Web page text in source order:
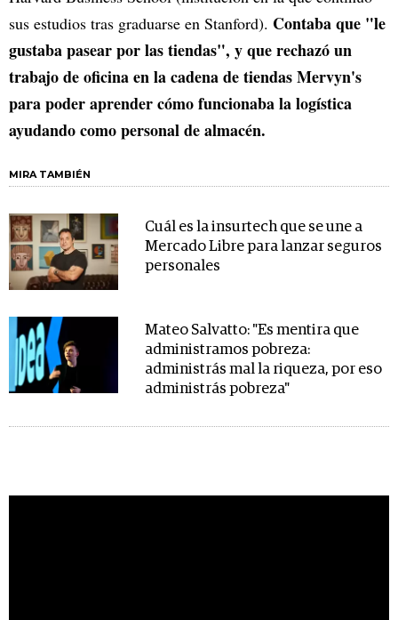
sus estudios tras graduarse en Stanford). Contaba que "le
gustaba pasear por las tiendas", y que rechazó un
trabajo de oficina en la cadena de tiendas Mervyn's
para poder aprender cómo funcionaba la logística
ayudando como personal de almacén.
MIRA TAMBIÉN
Cuál es la insurtech que se une a
Mercado Libre para lanzar seguros
personales
Mateo Salvatto: "Es mentira que
administramos pobreza:
administrás mal la riqueza, por eso
administrás pobreza"